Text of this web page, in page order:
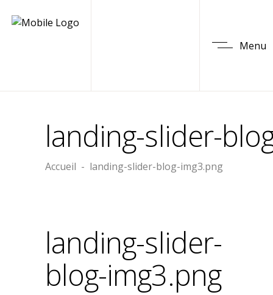
Menu
landing-slider-
Accueil - landing-slider-blog-img3.png
landing-slider-
blog-img3.png